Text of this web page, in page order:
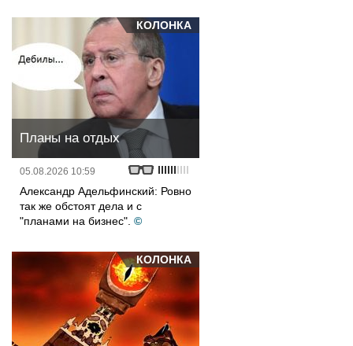
КОЛОНКА
Планы на отдых
05.08.2026 10:59
Александр Адельфинский: Ровно
так же обстоят дела и с
"планами на бизнес". ©
КОЛОНКА